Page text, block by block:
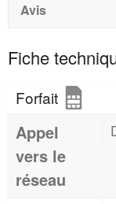
Avis
Fiche
Forfait
Appel
vers le
réseau